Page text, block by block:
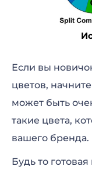
Если вы
цветов,
может быть
такие цвета,
вашего бренда.
Будь то